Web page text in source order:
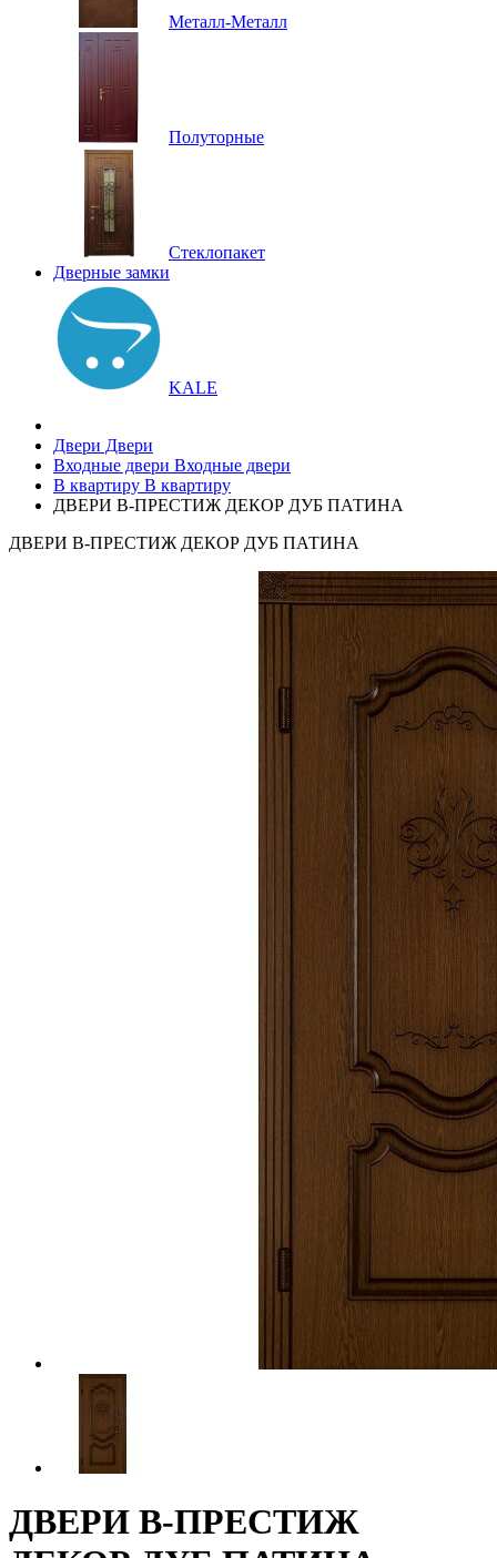
Металл-Металл
Полуторные
Стеклопакет
Дверные замки
KALE
Двери Двери
Входные двери Входные двери
В квартиру В квартиру
ДВЕРИ В-ПРЕСТИЖ ДЕКОР ДУБ ПАТИНА
ДВЕРИ В-ПРЕСТИЖ ДЕКОР ДУБ ПАТИНА
ДВЕРИ В-ПРЕСТИЖ